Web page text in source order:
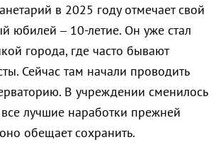
в 2025 году отмечает свой
юбилей – 10-летие. Он уже стал
города, где часто бывают
Сейчас там начали проводить
В учреждении сменилось
лучшие наработки прежней
обещает сохранить.